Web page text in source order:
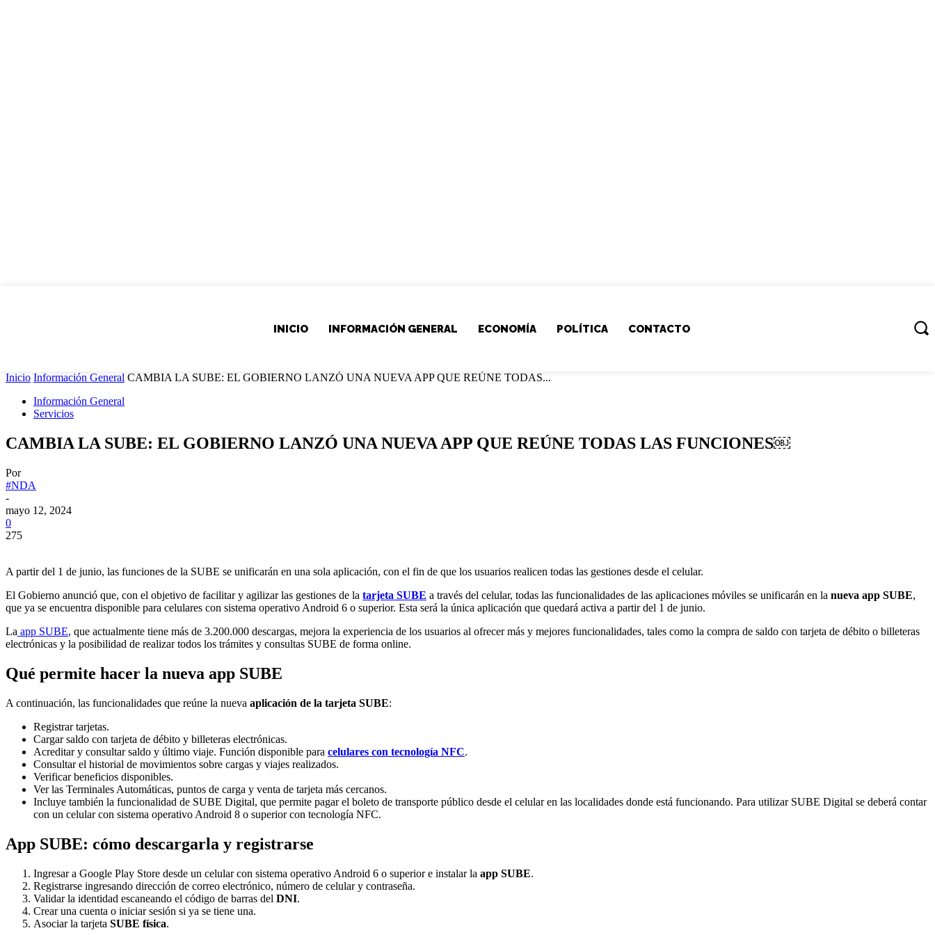
INICIO INFORMACIÓN GENERAL ECONOMÍA POLÍTICA CONTACTO
Inicio Información General CAMBIA LA SUBE: EL GOBIERNO LANZÓ UNA NUEVA APP QUE REÚNE TODAS...
Información General
Servicios
CAMBIA LA SUBE: EL GOBIERNO LANZÓ UNA NUEVA APP QUE REÚNE TODAS LAS FUNCIONES￼
Por
#NDA
-
mayo 12, 2024
0
275
A partir del 1 de junio, las funciones de la SUBE se unificarán en una sola aplicación, con el fin de que los usuarios realicen todas las gestiones desde el celular.
El Gobierno anunció que, con el objetivo de facilitar y agilizar las gestiones de la tarjeta SUBE a través del celular, todas las funcionalidades de las aplicaciones móviles se unificarán en la nueva app SUBE,
que ya se encuentra disponible para celulares con sistema operativo Android 6 o superior. Esta será la única aplicación que quedará activa a partir del 1 de junio.
La app SUBE, que actualmente tiene más de 3.200.000 descargas, mejora la experiencia de los usuarios al ofrecer más y mejores funcionalidades, tales como la compra de saldo con tarjeta de débito o billeteras
electrónicas y la posibilidad de realizar todos los trámites y consultas SUBE de forma online.
Qué permite hacer la nueva app SUBE
A continuación, las funcionalidades que reúne la nueva aplicación de la tarjeta SUBE:
Registrar tarjetas.
Cargar saldo con tarjeta de débito y billeteras electrónicas.
Acreditar y consultar saldo y último viaje. Función disponible para celulares con tecnología NFC.
Consultar el historial de movimientos sobre cargas y viajes realizados.
Verificar beneficios disponibles.
Ver las Terminales Automáticas, puntos de carga y venta de tarjeta más cercanos.
Incluye también la funcionalidad de SUBE Digital, que permite pagar el boleto de transporte público desde el celular en las localidades donde está funcionando. Para utilizar SUBE Digital se deberá contar
con un celular con sistema operativo Android 8 o superior con tecnología NFC.
App SUBE: cómo descargarla y registrarse
Ingresar a Google Play Store desde un celular con sistema operativo Android 6 o superior e instalar la app SUBE.
Registrarse ingresando dirección de correo electrónico, número de celular y contraseña.
Validar la identidad escaneando el código de barras del DNI.
Crear una cuenta o iniciar sesión si ya se tiene una.
Asociar la tarjeta SUBE física.